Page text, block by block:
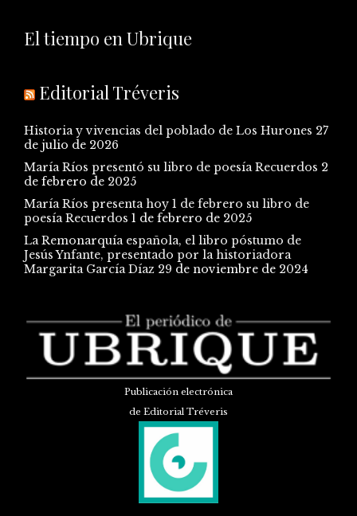
El tiempo en Ubrique
Editorial Tréveris
Historia y vivencias del poblado de Los Hurones 27
de julio de 2026
María Ríos presentó su libro de poesía Recuerdos 2
de febrero de 2025
María Ríos presenta hoy 1 de febrero su libro de
poesía Recuerdos 1 de febrero de 2025
La Remonarquía española, el libro póstumo de
Jesús Ynfante, presentado por la historiadora
Margarita García Díaz 29 de noviembre de 2024
Publicación electrónica
de Editorial Tréveris